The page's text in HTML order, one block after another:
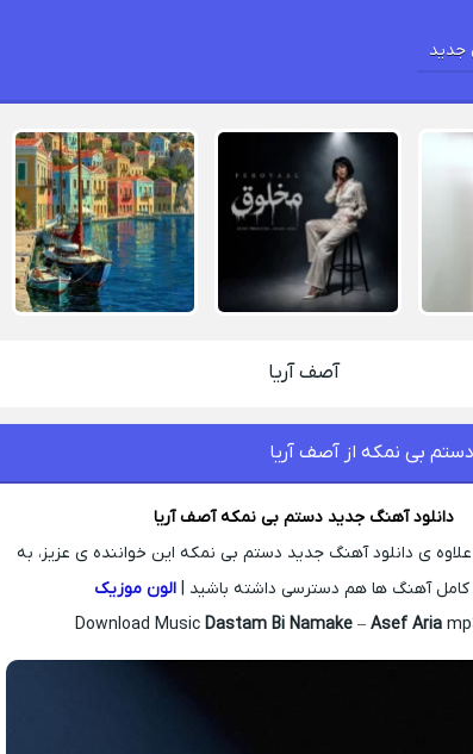
جدید
آصف آریا
بی نمکه از آصف آریا
دانلود آهنگ جدید دستم بی نمکهآصف آریا
ی دانلود آهنگ جدید دستم بی نمکه این خواننده ی عزیز، به
کامل آهنگ ها هم دسترسی داشته باشید |الون موزیک
Download MusicDastam Bi Namake –Asef Aria